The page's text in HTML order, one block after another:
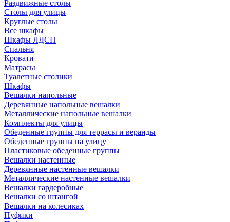
Раздвижные столы
Столы для улицы
Круглые столы
Все шкафы
Шкафы ЛДСП
Спальня
Кровати
Матрасы
Туалетные столики
Шкафы
Вешалки напольные
Деревянные напольные вешалки
Металлические напольные вешалки
Комплекты для улицы
Обеденные группы для террасы и веранды
Обеденные группы на улицу
Пластиковые обеденные группы
Вешалки настенные
Деревянные настенные вешалки
Металлические настенные вешалки
Вешалки гардеробные
Вешалки со штангой
Вешалки на колесиках
Пуфики